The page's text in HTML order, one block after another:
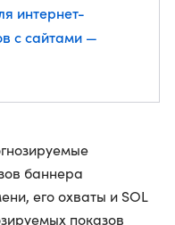
интернет-
с сайтами —
баннера
его охваты и SOL
показов